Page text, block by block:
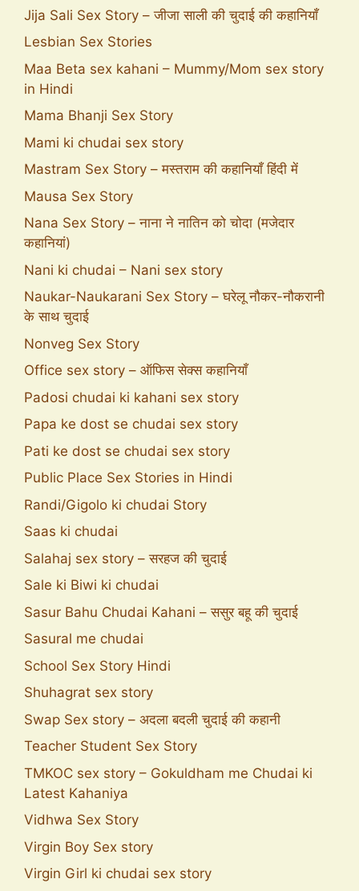
Jija Sali Sex Story – जीजा साली की चुदाई की कहानियाँ
Lesbian Sex Stories
Maa Beta sex kahani – Mummy/Mom sex story
in Hindi
Mama Bhanji Sex Story
Mami ki chudai sex story
Mastram Sex Story – मस्तराम की कहानियाँ हिंदी में
Mausa Sex Story
Nana Sex Story – नाना ने नातिन को चोदा (मजेदार
कहानियां)
Nani ki chudai – Nani sex story
Naukar-Naukarani Sex Story – घरेलू नौकर-नौकरानी
के साथ चुदाई
Nonveg Sex Story
Office sex story – ऑफिस सेक्स कहानियाँ
Padosi chudai ki kahani sex story
Papa ke dost se chudai sex story
Pati ke dost se chudai sex story
Public Place Sex Stories in Hindi
Randi/Gigolo ki chudai Story
Saas ki chudai
Salahaj sex story – सरहज की चुदाई
Sale ki Biwi ki chudai
Sasur Bahu Chudai Kahani – ससुर बहू की चुदाई
Sasural me chudai
School Sex Story Hindi
Shuhagrat sex story
Swap Sex story – अदला बदली चुदाई की कहानी
Teacher Student Sex Story
TMKOC sex story – Gokuldham me Chudai ki
Latest Kahaniya
Vidhwa Sex Story
Virgin Boy Sex story
Virgin Girl ki chudai sex story